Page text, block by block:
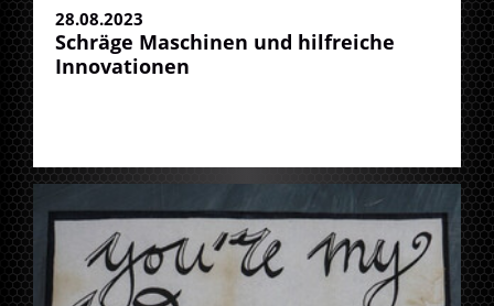
28.08.2023
Schräge Maschinen und hilfreiche
Innovationen